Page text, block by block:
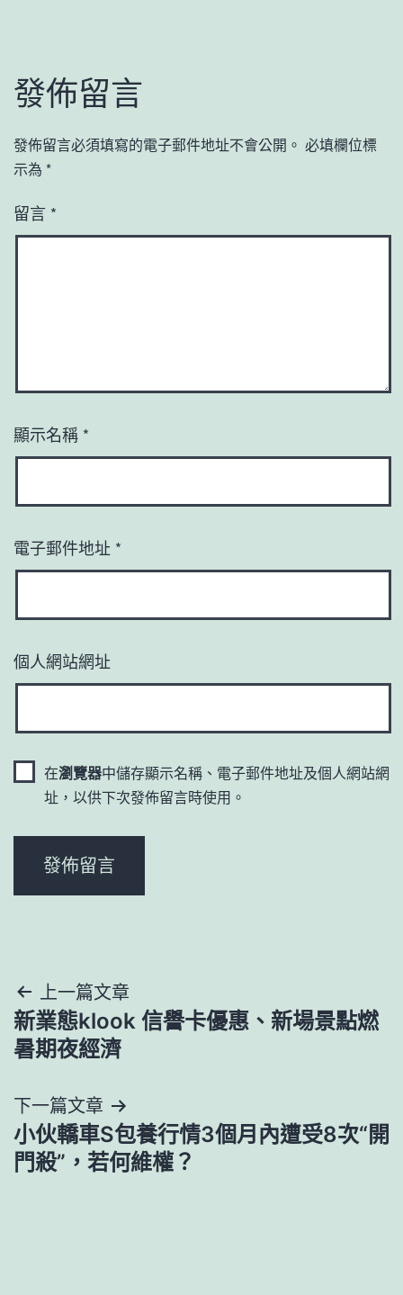
發佈留言
發佈留言必須填寫的電子郵件地址不會公開。 必填欄位標
示為 *
留言 *
顯示名稱 *
電子郵件地址 *
個人網站網址
在瀏覽器中儲存顯示名稱、電子郵件地址及個人網站網
址，以供下次發佈留言時使用。
文
章
覽
上一篇文章
新業態klook 信譽卡優惠、新場景點燃
暑期夜經濟
下一篇文章
小伙轎車S包養行情3個月內遭受8次“開
門殺”，若何維權？